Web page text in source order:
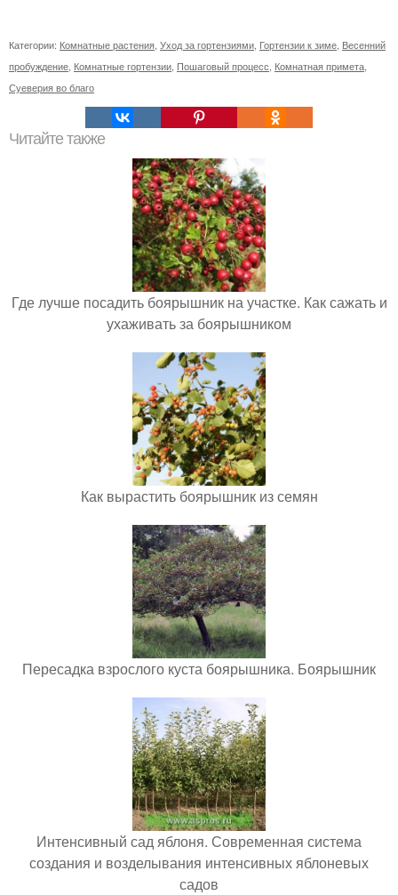
Категории: Комнатные растения Уход за гортензиями Гортензии к зиме Весенний
пробуждение Комнатные гортензии Пошаговый процесс Комнатная примета
Суеверия во благо
Читайте также
Где лучше посадить боярышник на участке. Как сажать и
ухаживать за боярышником
Как вырастить боярышник из семян
Пересадка взрослого куста боярышника. Боярышник
Интенсивный сад яблоня. Современная система
создания и возделывания интенсивных яблоневых
садов